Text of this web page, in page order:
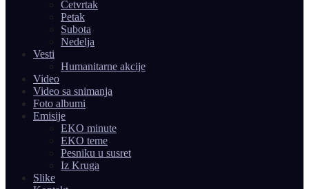
Četvrtak
Petak
Subota
Nedelja
Vesti
Humanitarne akcije
Video
Video sa snimanja
Foto albumi
Emisije
EKO minute
EKO teme
Pesniku u susret
Iz Kruga
Slike